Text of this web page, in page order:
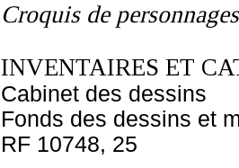
Croquis de personnages
INVENTAIRES ET
Cabinet des dessins
Fonds des dessins et
RF 10748, 25